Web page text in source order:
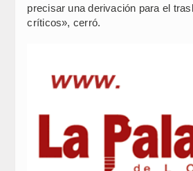
precisar una derivación para el
críticos», cerró.